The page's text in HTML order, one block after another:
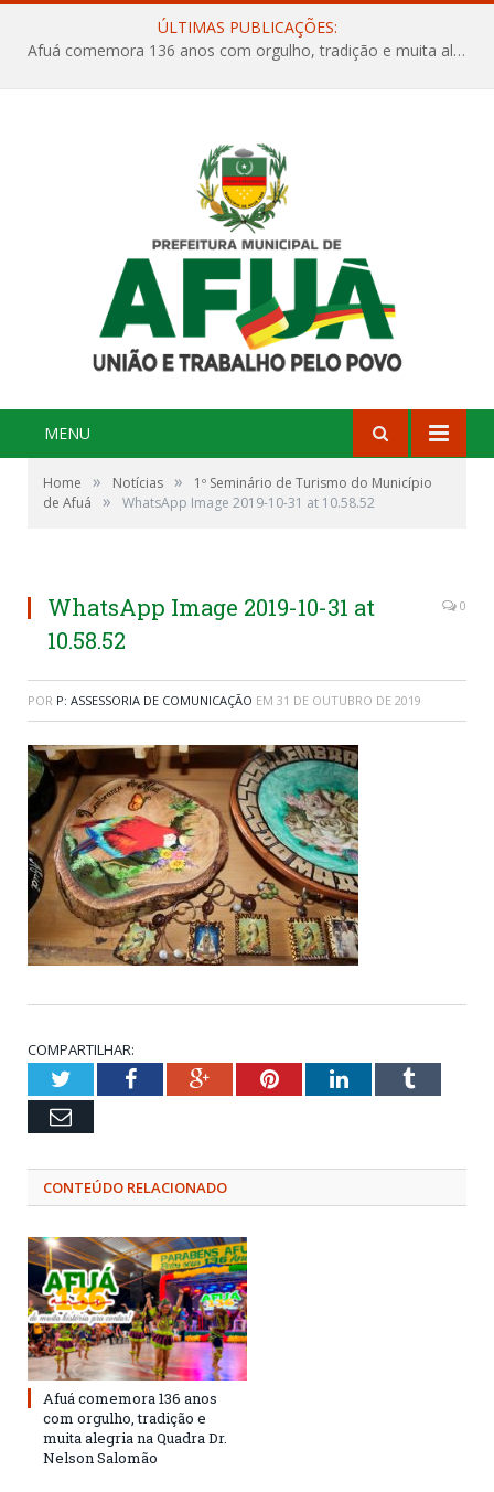
ÚLTIMAS PUBLICAÇÕES:
Afuá comemora 136 anos com orgulho, tradição e muita alegria na Quadra Dr. Nelson Salomão
MENU
Home » Notícias »
1º Seminário de Turismo do Município
de Afuá
» WhatsApp Image 2019-10-31 at 10.58.52
WhatsApp Image 2019-10-31 at
10.58.52
0
POR P: ASSESSORIA DE COMUNICAÇÃO EM 31 DE OUTUBRO DE 2019
COMPARTILHAR:
TwitterFacebookGoogle+PinterestLinkedInTumblr
Email
CONTEÚDO RELACIONADO
Afuá comemora 136 anos
com orgulho, tradição e
muita alegria na Quadra Dr.
Nelson Salomão